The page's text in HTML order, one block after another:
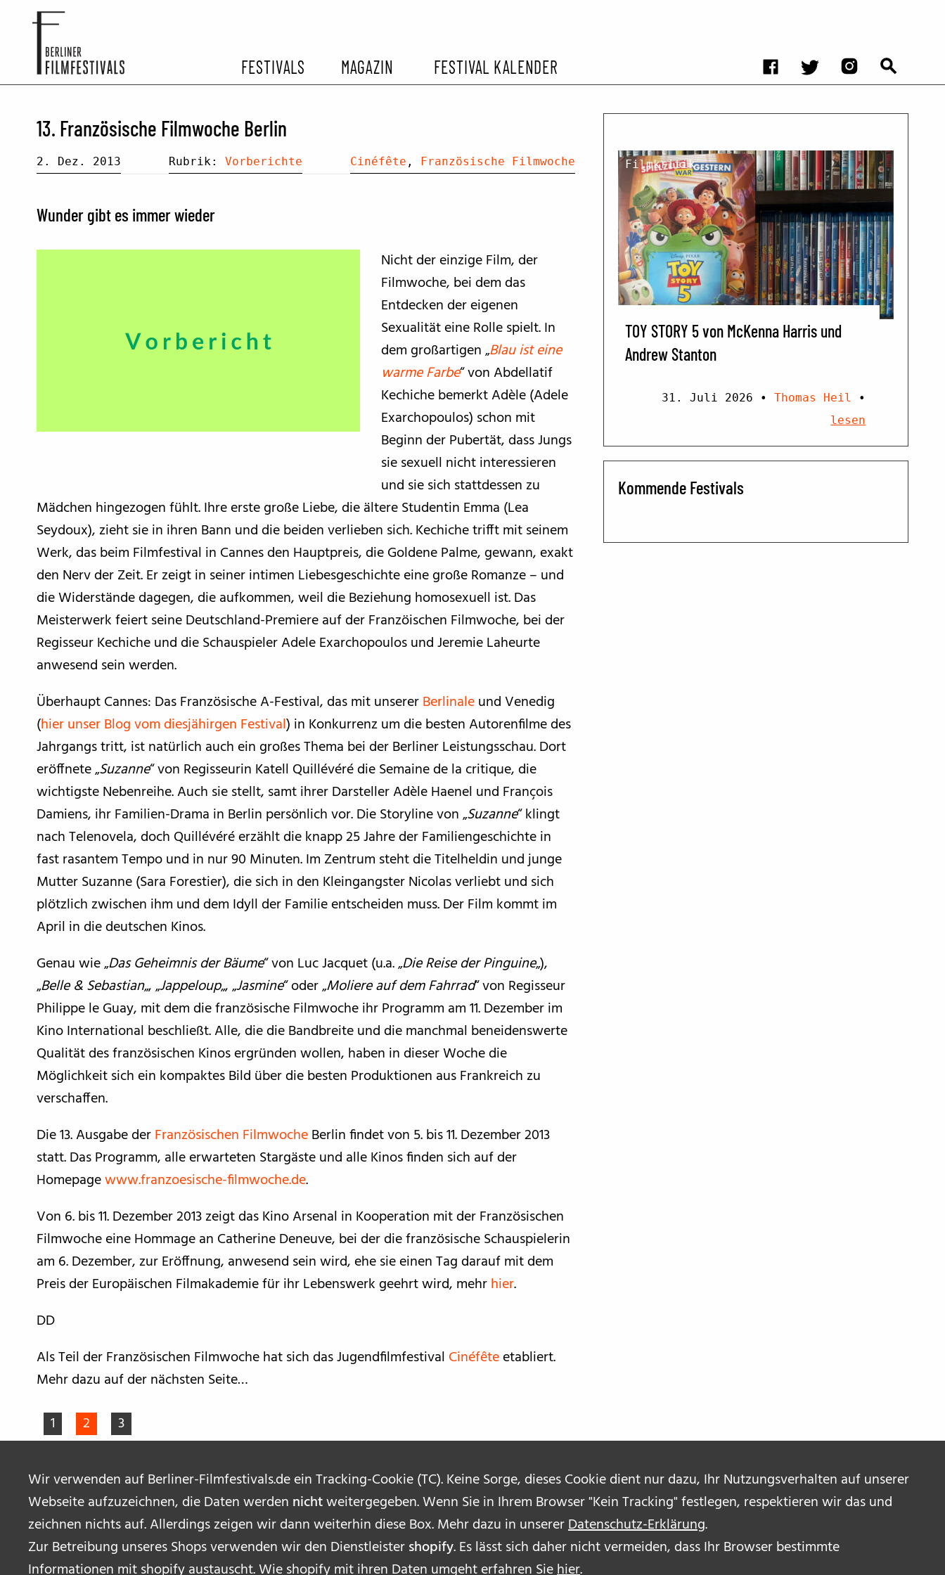
Wir verwenden auf Berliner-Filmfestivals.de ein Tracking-Cookie (TC). Keine Sorge, dieses Cookie dient nur dazu, Ihr Nutzungsverhalten auf unserer
Webseite aufzuzeichnen, die Daten werden nichtweitergegeben. Wenn Sie in Ihrem Browser "Kein Tracking" festlegen, respektieren wir das und
zeichnen nichts auf. Allerdings zeigen wir dann weiterhin diese Box. Mehr dazu in unsererDatenschutz-Erklärung.
Zur Betreibung unseres Shops verwenden wir den Dienstleistershopify. Es lässt sich daher nicht vermeiden, dass Ihr Browser bestimmte
Informationen mit shopify austauscht. Wie shopify mit ihren Daten umgeht erfahren Siehier.
FESTIVALS
ARCHIV EHEMALIGER FILMFESTIVALS
MAGAZIN
FESTIVALBERICHTE
FILMKRITIKEN
FILM- UND SERIEN-TIPPS
BFF ON THE ROAD
FESTIVAL KALENDER
13. Französische Filmwoche Berlin
2. Dez. 2013 Rubrik: Vorberichte Cinéfête , Französische Filmwoche
Wunder gibt es immer wieder
Nicht der einzige Film, der
Filmwoche, bei dem das
Entdecken der eigenen
Sexualität eine Rolle spielt. In
dem großartigen „Blau ist eine
warme Farbe“ von Abdellatif
Kechiche bemerkt Adèle (Adele
Exarchopoulos) schon mit
Beginn der Pubertät, dass Jungs
sie sexuell nicht interessieren
und sie sich stattdessen zu
Mädchen hingezogen fühlt. Ihre erste große Liebe, die ältere Studentin Emma (Lea
Seydoux), zieht sie in ihren Bann und die beiden verlieben sich. Kechiche trifft mit seinem
Werk, das beim Filmfestival in Cannes den Hauptpreis, die Goldene Palme, gewann, exakt
den Nerv der Zeit. Er zeigt in seiner intimen Liebesgeschichte eine große Romanze – und
die Widerstände dagegen, die aufkommen, weil die Beziehung homosexuell ist. Das
Meisterwerk feiert seine Deutschland-Premiere auf der Franzöischen Filmwoche, bei der
Regisseur Kechiche und die Schauspieler Adele Exarchopoulos und Jeremie Laheurte
anwesend sein werden.
Überhaupt Cannes: Das Französische A-Festival, das mit unsererBerlinaleund Venedig
(hier unser Blog vom diesjähirgen Festival) in Konkurrenz um die besten Autorenfilme des
Jahrgangs tritt, ist natürlich auch ein großes Thema bei der Berliner Leistungsschau. Dort
eröffnete „Suzanne“ von Regisseurin Katell Quillévéré die Semaine de la critique, die
wichtigste Nebenreihe. Auch sie stellt, samt ihrer Darsteller Adèle Haenel und François
Damiens, ihr Familien-Drama in Berlin persönlich vor. Die Storyline von „Suzanne“ klingt
nach Telenovela, doch Quillévéré erzählt die knapp 25 Jahre der Familiengeschichte in
fast rasantem Tempo und in nur 90 Minuten. Im Zentrum steht die Titelheldin und junge
Mutter Suzanne (Sara Forestier), die sich in den Kleingangster Nicolas verliebt und sich
plötzlich zwischen ihm und dem Idyll der Familie entscheiden muss. Der Film kommt im
April in die deutschen Kinos.
Genau wie „Das Geheimnis der Bäume“ von Luc Jacquet (u.a. „Die Reise der Pinguine„),
„Belle & Sebastian„, „Jappeloup„, „Jasmine“ oder „Moliere auf dem Fahrrad“ von Regisseur
Philippe le Guay, mit dem die französische Filmwoche ihr Programm am 11. Dezember im
Kino International beschließt. Alle, die die Bandbreite und die manchmal beneidenswerte
Qualität des französischen Kinos ergründen wollen, haben in dieser Woche die
Möglichkeit sich ein kompaktes Bild über die besten Produktionen aus Frankreich zu
verschaffen.
Die 13. Ausgabe derFranzösischen FilmwocheBerlin findet von 5. bis 11. Dezember 2013
statt. Das Programm, alle erwarteten Stargäste und alle Kinos finden sich auf der
Homepagewww.franzoesische-filmwoche.de.
Von 6. bis 11. Dezember 2013 zeigt das Kino Arsenal in Kooperation mit der Französischen
Filmwoche eine Hommage an Catherine Deneuve, bei der die französische Schauspielerin
am 6. Dezember, zur Eröffnung, anwesend sein wird, ehe sie einen Tag darauf mit dem
Preis der Europäischen Filmakademie für ihr Lebenswerk geehrt wird, mehrhier.
DD
Als Teil der Französischen Filmwoche hat sich das Jugendfilmfestival Cinéfêteetabliert.
Mehr dazu auf der nächsten Seite…
1
2 3
Filmkritik
TOY STORY 5 von McKenna Harris und
Andrew Stanton
31. Juli 2026 • Thomas Heil
•
lesen
Kommende Festivals
ÜBER UNS